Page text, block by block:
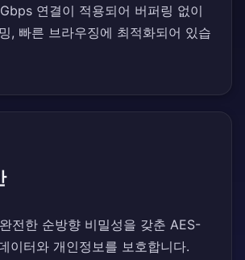
연결이 적용되어 버퍼링 없이
, 빠른 브라우징에 최적화되어 있습
전한 순방향 비밀성을 갖춘 AES-
이터와 개인정보를 보호합니다.